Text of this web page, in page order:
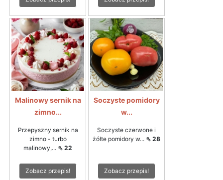
Malinowy sernik na
zimno...
Przepyszny sernik na
zimno - turbo
malinowy,... ⇖ 22
Zobacz przepis!
Soczyste pomidory
w...
Soczyste czerwone i
żółte pomidory w... ⇖ 28
Zobacz przepis!